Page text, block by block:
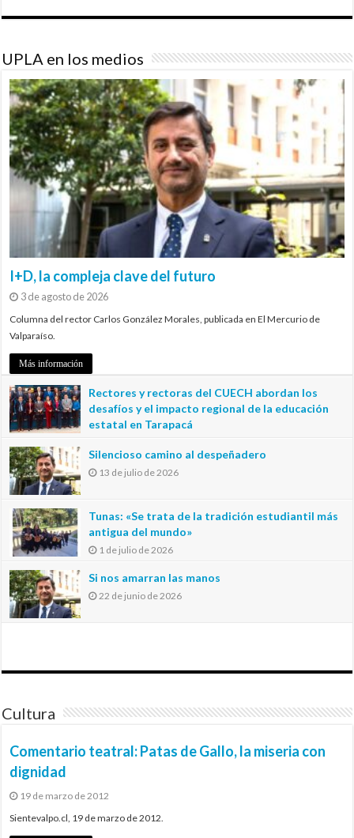
UPLA en los medios
I+D, la compleja clave del futuro
3 de agosto de 2026
Columna del rector Carlos González Morales, publicada en El Mercurio de
Valparaíso.
Más información
Rectores y rectoras del CUECH abordan los
desafíos y el impacto regional de la educación
estatal en Tarapacá
Silencioso camino al despeñadero
13 de julio de 2026
Tunas: «Se trata de la tradición estudiantil más
antigua del mundo»
1 de julio de 2026
Si nos amarran las manos
22 de junio de 2026
Cultura
Comentario teatral: Patas de Gallo, la miseria con
dignidad
19 de marzo de 2012
Sientevalpo.cl, 19 de marzo de 2012.